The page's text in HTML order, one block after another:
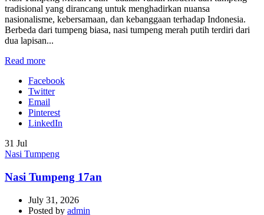
tradisional yang dirancang untuk menghadirkan nuansa
nasionalisme, kebersamaan, dan kebanggaan terhadap Indonesia.
Berbeda dari tumpeng biasa, nasi tumpeng merah putih terdiri dari
dua lapisan...
Read more
Facebook
Twitter
Email
Pinterest
LinkedIn
31 Jul
Nasi Tumpeng
Nasi Tumpeng 17an
July 31, 2026
Posted by admin